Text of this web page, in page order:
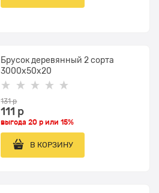
Брусок деревянный 2 сорта
3000x50х20
131 р
111 р
выгода20 р или15%
В КОРЗИНУ